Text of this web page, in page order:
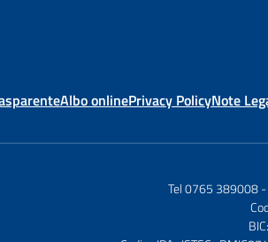
Albo onlinePrivacy PolicyNote
Tel 0765 389008